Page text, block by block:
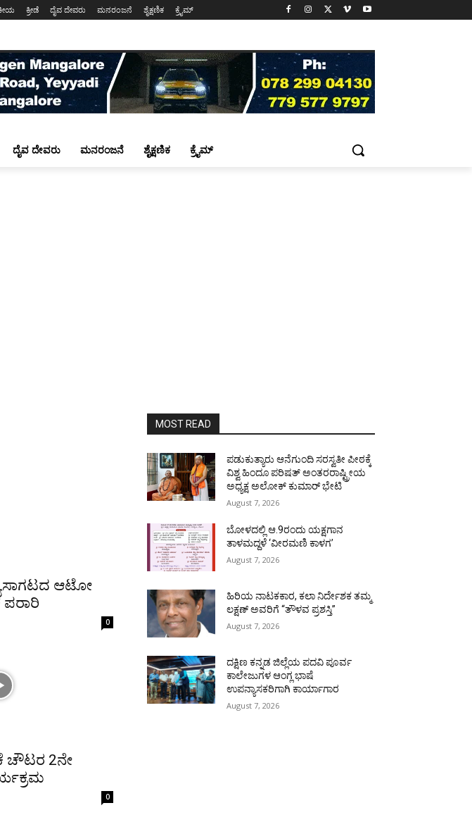
ಕ್ರೀಡೆ ದೈವ ದೇವರು ಮನರಂಜನೆ ಶೈಕ್ಷಣಿಕ ಕ್ರೈಮ್
ದೈವ ದೇವರು ಮನರಂಜನೆ ಶೈಕ್ಷಣಿಕ ಕ್ರೈಮ್
ಆಟೋ
ಪರಾರಿ
0
ಚೌಟರ 2ನೇ
0
MOST READ
ಪಡುಕುತ್ಯಾರು ಆನೆಗುಂದಿ ಸರಸ್ವತೀ ಪೀಠಕ್ಕೆ
ವಿಶ್ವ ಹಿಂದೂ ಪರಿಷತ್ ಅಂತರರಾಷ್ಟ್ರೀಯ
ಅಧ್ಯಕ್ಷ ಅಲೋಕ್ ಕುಮಾರ್ ಭೇಟಿ
August 7, 2026
ಬೋಳದಲ್ಲಿ ಆ.9ರಂದು ಯಕ್ಷಗಾನ
ತಾಳಮದ್ದಳೆ ‘ವೀರಮಣಿ ಕಾಳಗ’
August 7, 2026
ಹಿರಿಯ ನಾಟಕಕಾರ, ಕಲಾ ನಿರ್ದೇಶಕ ತಮ್ಮ
ಲಕ್ಷಣ್ ಅವರಿಗೆ “ತೌಳವ ಪ್ರಶಸ್ತಿ”
August 7, 2026
ದಕ್ಷಿಣ ಕನ್ನಡ ಜಿಲ್ಲೆಯ ಪದವಿ ಪೂರ್ವ
ಕಾಲೇಜುಗಳ ಆಂಗ್ಲ ಭಾಷೆ
ಉಪನ್ಯಾಸಕರಿಗಾಗಿ ಕಾರ್ಯಾಗಾರ
August 7, 2026